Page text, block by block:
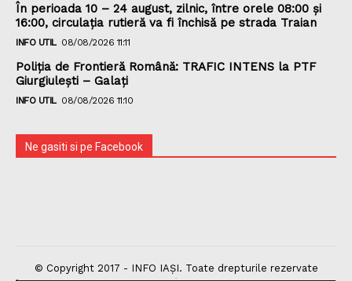
În perioada 10 – 24 august, zilnic, între orele 08:00 și
16:00, circulația rutieră va fi închisă pe strada Traian
INFO UTIL 08/08/2026 11:11
Poliţia de Frontieră Română: TRAFIC INTENS la PTF
Giurgiulești – Galați
INFO UTIL 08/08/2026 11:10
Ne gasiti si pe Facebook
© Copyright 2017 - INFO IAȘI. Toate drepturile rezervate